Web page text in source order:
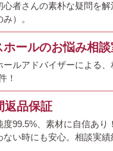
心者さんの素朴な疑問を解
み）。
ホールのお悩み相
ールアドバイザーによる
！
返品保証
度99.5%、素材に自信あり！
ない時にも安心。相談実績